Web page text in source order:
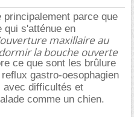
parce que
qui s'atténue en
maxillaire au
la bouche ouverte
ce que sont les brûlure
gastro-oesophagien
difficultés et
comme un chien.